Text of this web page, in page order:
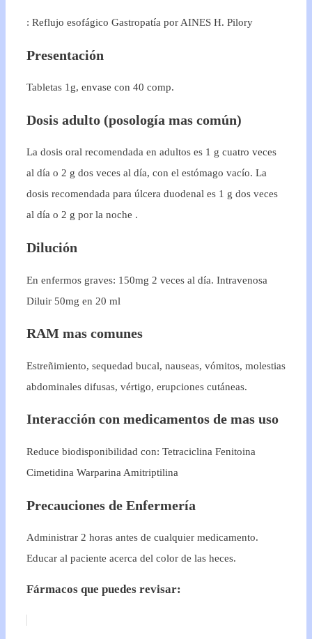
: Reflujo esofágico Gastropatía por AINES H. Pilory
Presentación
Tabletas 1g, envase con 40 comp.
Dosis adulto (posología mas común)
La dosis oral recomendada en adultos es 1 g cuatro veces
al día o 2 g dos veces al día, con el estómago vacío. La
dosis recomendada para úlcera duodenal es 1 g dos veces
al día o 2 g por la noche .
Dilución
En enfermos graves: 150mg 2 veces al día. Intravenosa
Diluir 50mg en 20 ml
RAM mas comunes
Estreñimiento, sequedad bucal, nauseas, vómitos, molestias
abdominales difusas, vértigo, erupciones cutáneas.
Interacción con medicamentos de mas uso
Reduce biodisponibilidad con: Tetraciclina Fenitoina
Cimetidina Warparina Amitriptilina
Precauciones de Enfermería
Administrar 2 horas antes de cualquier medicamento.
Educar al paciente acerca del color de las heces.
Fármacos que puedes revisar: